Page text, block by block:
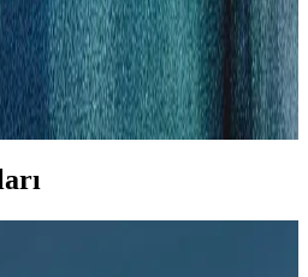
Fonksiyonlu Tıraş Makinesi
Avantajları
uzun pil ömürlü ve suya
konforlu erkek bakım deneyimi sunar.